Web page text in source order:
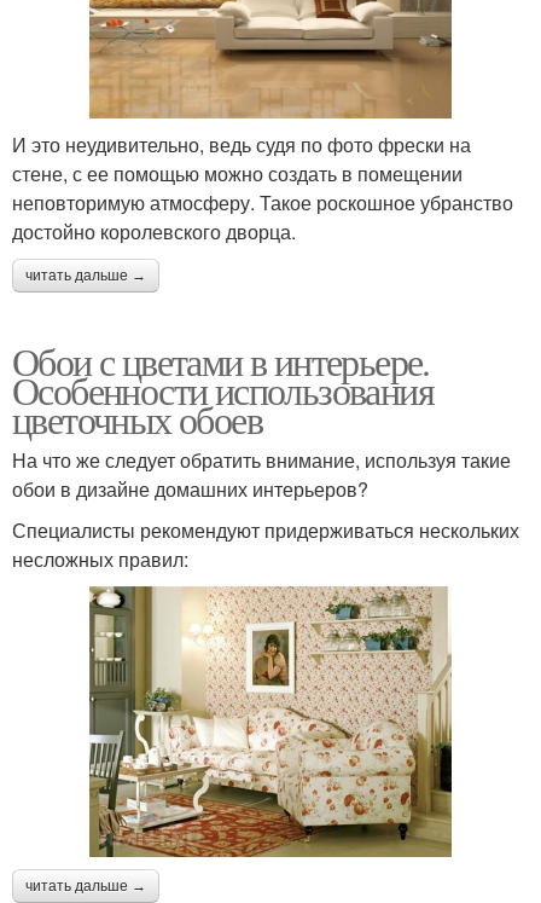
И это неудивительно, ведь судя по фото фрески на
стене, с ее помощью можно создать в помещении
неповторимую атмосферу. Такое роскошное убранство
достойно королевского дворца.
читать дальше →
Обои с цветами в интерьере.
Особенности использования
цветочных обоев
На что же следует обратить внимание, используя такие
обои в дизайне домашних интерьеров?
Специалисты рекомендуют придерживаться нескольких
несложных правил:
читать дальше →